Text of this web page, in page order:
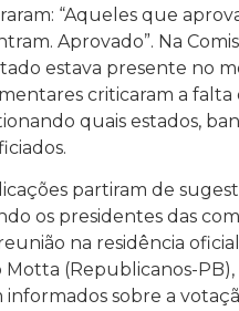
“Aqueles que
Aprovado”. Na
estava presente no
criticaram a falta
quais estados,
partiram de
os presidentes das
na residência
Motta (Republicanos-
informados sobre a